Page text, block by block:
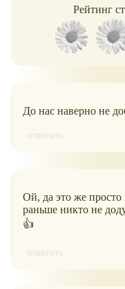
Рейтинг
До нас наверно не
ответить
Ой, да это же просто
раньше никто не
👍
ответить